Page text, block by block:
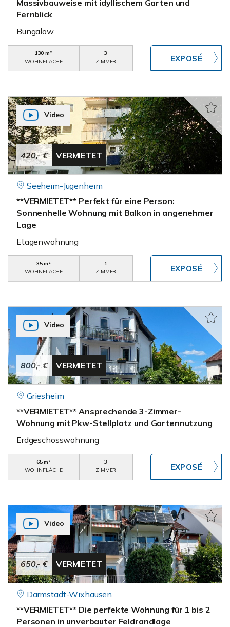
Massivbauweise mit idyllischem Garten und
Fernblick
Bungalow
130 m²
WOHNFLÄCHE
3
ZIMMER
420,- € VERMIETET
Video
Seeheim-Jugenheim
**VERMIETET** Perfekt für eine Person:
Sonnenhelle Wohnung mit Balkon in angenehmer
Lage
Etagenwohnung
35 m²
WOHNFLÄCHE
1
ZIMMER
800,- € VERMIETET
Video
Griesheim
**VERMIETET** Ansprechende 3-Zimmer-
Wohnung mit Pkw-Stellplatz und Gartennutzung
Erdgeschosswohnung
65 m²
WOHNFLÄCHE
3
ZIMMER
650,- € VERMIETET
Video
Darmstadt-Wixhausen
**VERMIETET** Die perfekte Wohnung für 1 bis 2
Personen in unverbauter Feldrandlage